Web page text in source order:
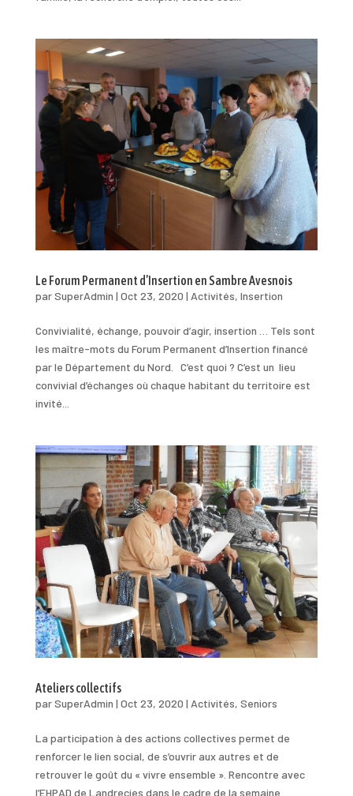
Le Forum Permanent d’Insertion en Sambre Avesnois
parSuperAdmin | Oct 23, 2020 | Activités, Insertion
Convivialité, échange, pouvoir d’agir, insertion … Tels sont
les maître-mots du Forum Permanent d’Insertion financé
par le Département du Nord. C’est quoi ? C’est un lieu
convivial d’échanges où chaque habitant du territoire est
invité...
Ateliers collectifs
parSuperAdmin | Oct 23, 2020 | Activités, Seniors
La participation à des actions collectives permet de
renforcer le lien social, de s’ouvrir aux autres et de
retrouver le goût du « vivre ensemble ». Rencontre avec
l’EHPAD de Landrecies dans le cadre de la semaine